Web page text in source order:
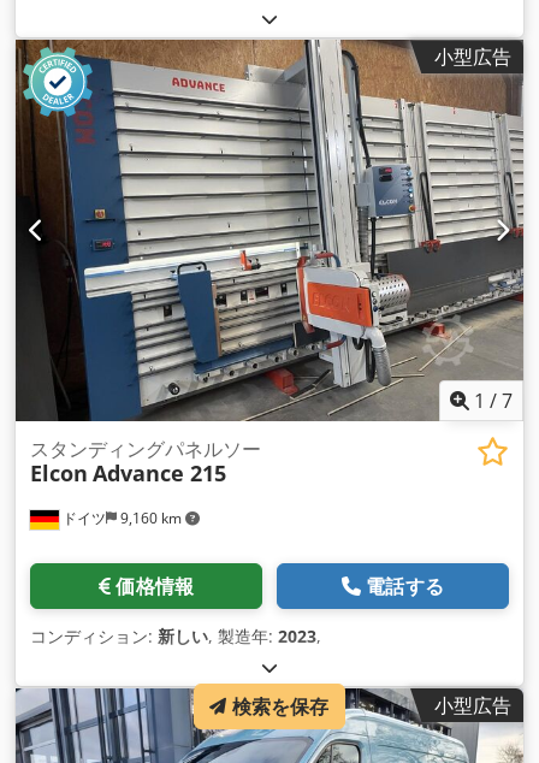
小型広告
1 /7
ドイツ 9,160 km
スタンディングパネルソー
Elcon Advance 215
価格情報 電話する
コンディション: 新しい, 製造年: 2023,
小型広告
検索を保存